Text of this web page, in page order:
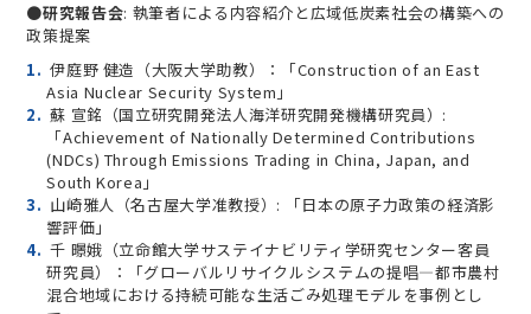
●研究報告会: 執筆者による内容紹介と広域低炭素社会の構築への
政策提案
伊庭野 健造（大阪大学助教）：「Construction of an East
Asia Nuclear Security System」
蘇 宣銘（国立研究開発法人海洋研究開発機構研究員）:
「Achievement of Nationally Determined Contributions
(NDCs) Through Emissions Trading in China, Japan, and
South Korea」
山崎雅人（名古屋大学准教授）: 「日本の原子力政策の経済影
響評価」
千 暻娥（立命館大学サステイナビリティ学研究センター客員
研究員）：「グローバルリサイクルシステムの提唱―都市農村
混合地域における持続可能な生活ごみ処理モデルを事例とし